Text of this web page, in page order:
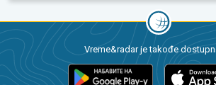
Vreme&radar je takođe